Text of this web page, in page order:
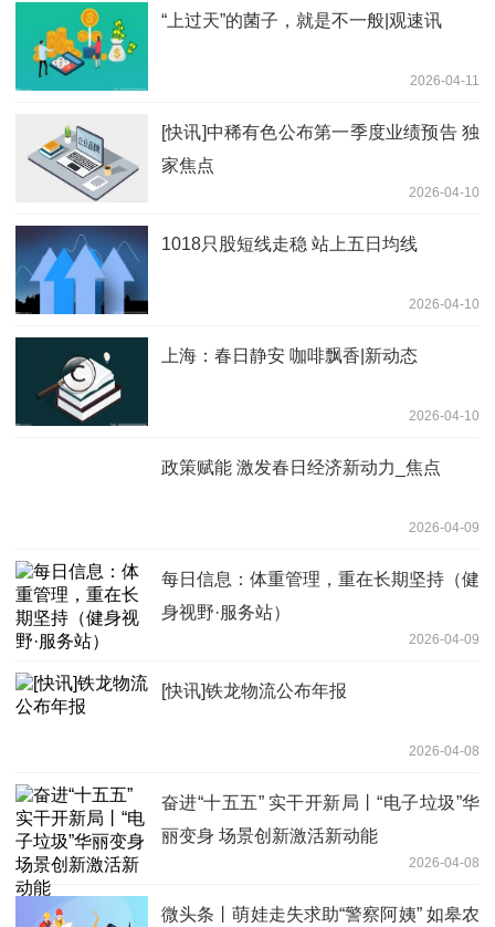
“上过天”的菌子，就是不一般|观速讯
2026-04-11
[快讯]中稀有色公布第一季度业绩预告 独
家焦点
2026-04-10
1018只股短线走稳 站上五日均线
2026-04-10
上海：春日静安 咖啡飘香|新动态
2026-04-10
政策赋能 激发春日经济新动力_焦点
2026-04-09
每日信息：体重管理，重在长期坚持（健
身视野·服务站）
2026-04-09
[快讯]铁龙物流公布年报
2026-04-08
奋进“十五五” 实干开新局丨“电子垃圾”华
丽变身 场景创新激活新动能
2026-04-08
微头条丨萌娃走失求助“警察阿姨” 如皋农